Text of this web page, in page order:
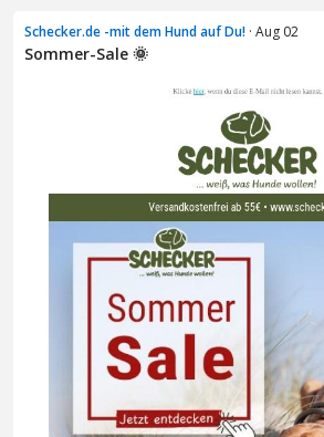
Schecker.de -mit dem Hund auf Du! · Aug 02
Sommer-Sale 🌞